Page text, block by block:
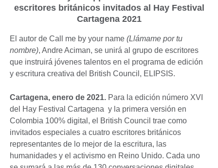
escritores británicos invitados al Hay Festival
Cartagena 2021
El autor de Call me by your name (Llámame por tu
nombre), Andre Aciman, se unirá al grupo de escritores
que instruirá jóvenes talentos en el programa de edición
y escritura creativa del British Council, ELIPSIS.
Cartagena, enero de 2021. Para la edición número XVI
del Hay Festival Cartagena y la primera versión en
Colombia 100% digital, el British Council trae como
invitados especiales a cuatro escritores británicos
representantes de lo mejor de la escritura, las
humanidades y el activismo en Reino Unido. Cada uno